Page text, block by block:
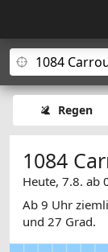
Regen
1084
Heute, 7.8. ab
Ab 9 Uhr
und 27 Grad.